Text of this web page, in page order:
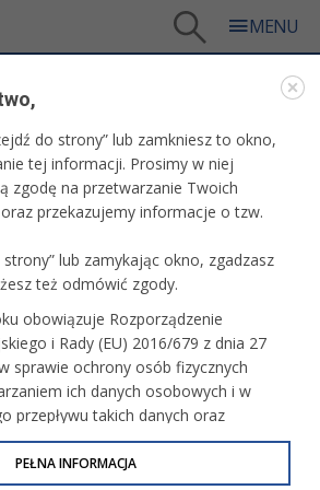
Włókniarz Częstochowa
UNIA TARNÓW - WŁÓKNIARZ
do strony” lub zamkniesz to okno,
tej informacji. Prosimy w niej
zgodę na przetwarzanie Twoich
przekazujemy informacje o tzw.
lub zamykając okno, zgadzasz
też odmówić zgody.
obowiązuje Rozporządzenie
i Rady (EU) 2016/679 z dnia 27
sprawie ochrony osób fizycznych
ich danych osobowych i w
przepływu takich danych oraz
46/WE (określane jako RODO, GDPR
o Ochronie Danych
PEŁNA INFORMACJA